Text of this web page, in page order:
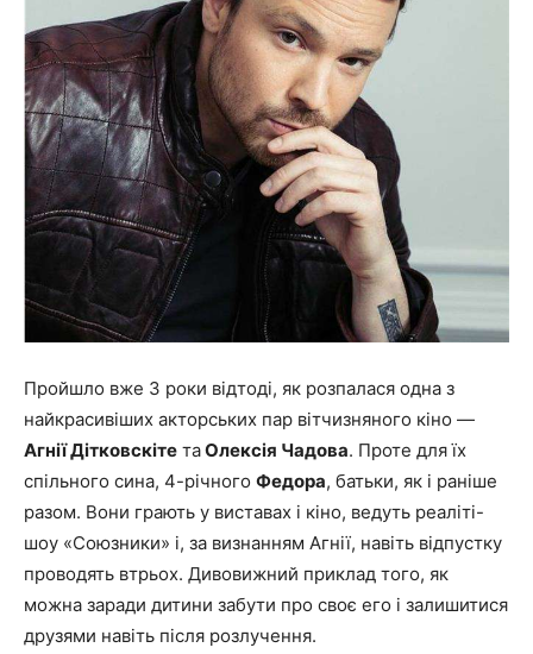
Пройшло вже 3 роки відтоді, як розпалася одна з
найкрасивіших акторських пар вітчизняного кіно —
Агнії Дітковскіте таОлексія Чадова. Проте для їх
спільного сина, 4-річного Федора, батьки, як і раніше
разом. Вони грають у виставах і кіно, ведуть реаліті-
шоу «Союзники» і, за визнанням Агнії, навіть відпустку
проводять втрьох. Дивовижний приклад того, як
можна заради дитини забути про своє его і залишитися
друзями навіть після розлучення.